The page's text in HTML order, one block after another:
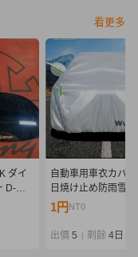
看更多
ダイ
D-
ゴ入
自動車用車衣カバ
日焼け止め防雨雪
除け冬季厚雹防止
1円 NT0
出價 5 剩餘 4日